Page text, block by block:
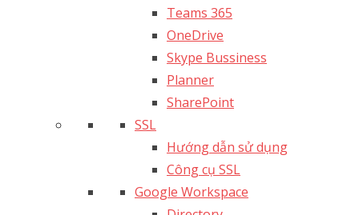
Teams 365
OneDrive
Skype Bussiness
Planner
SharePoint
SSL
Hướng dẫn sử dụng
Công cụ SSL
Google Workspace